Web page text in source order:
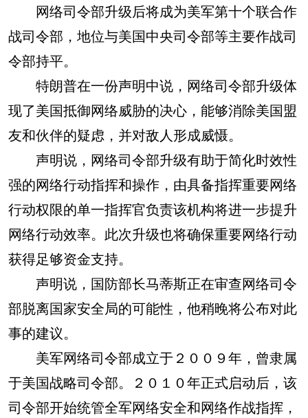
网络司令部升级后将成为美军第十个联合作
战司令部，地位与美国中央司令部等主要作战司
令部持平。
特朗普在一份声明中说，网络司令部升级体
现了美国抵御网络威胁的决心，能够消除美国盟
友和伙伴的疑虑，并对敌人形成威慑。
声明说，网络司令部升级有助于简化时效性
强的网络行动指挥和操作，由具备指挥重要网络
行动权限的单一指挥官负责该机构将进一步提升
网络行动效率。此次升级也将确保重要网络行动
获得足够资金支持。
声明说，国防部长马蒂斯正在审查网络司令
部脱离国家安全局的可能性，他稍晚将公布对此
事的建议。
美军网络司令部成立于２００９年，曾隶属
于美国战略司令部。２０１０年正式启动后，该
司令部开始统管全军网络安全和网络作战指挥，